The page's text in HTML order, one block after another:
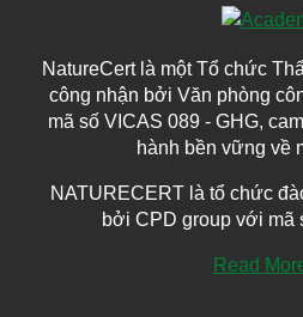
NatureCert là một Tổ chức
công nhận bởi Văn phòng
mã số VICAS 089 - GHG,
hành bền vững về
NATURECERT là tổ chức
bởi CPD group với mã
Read